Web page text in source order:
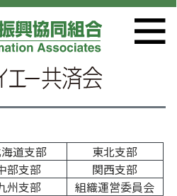
道支部
東北支部
部支部
関西支部
州支部 組織運営委員会